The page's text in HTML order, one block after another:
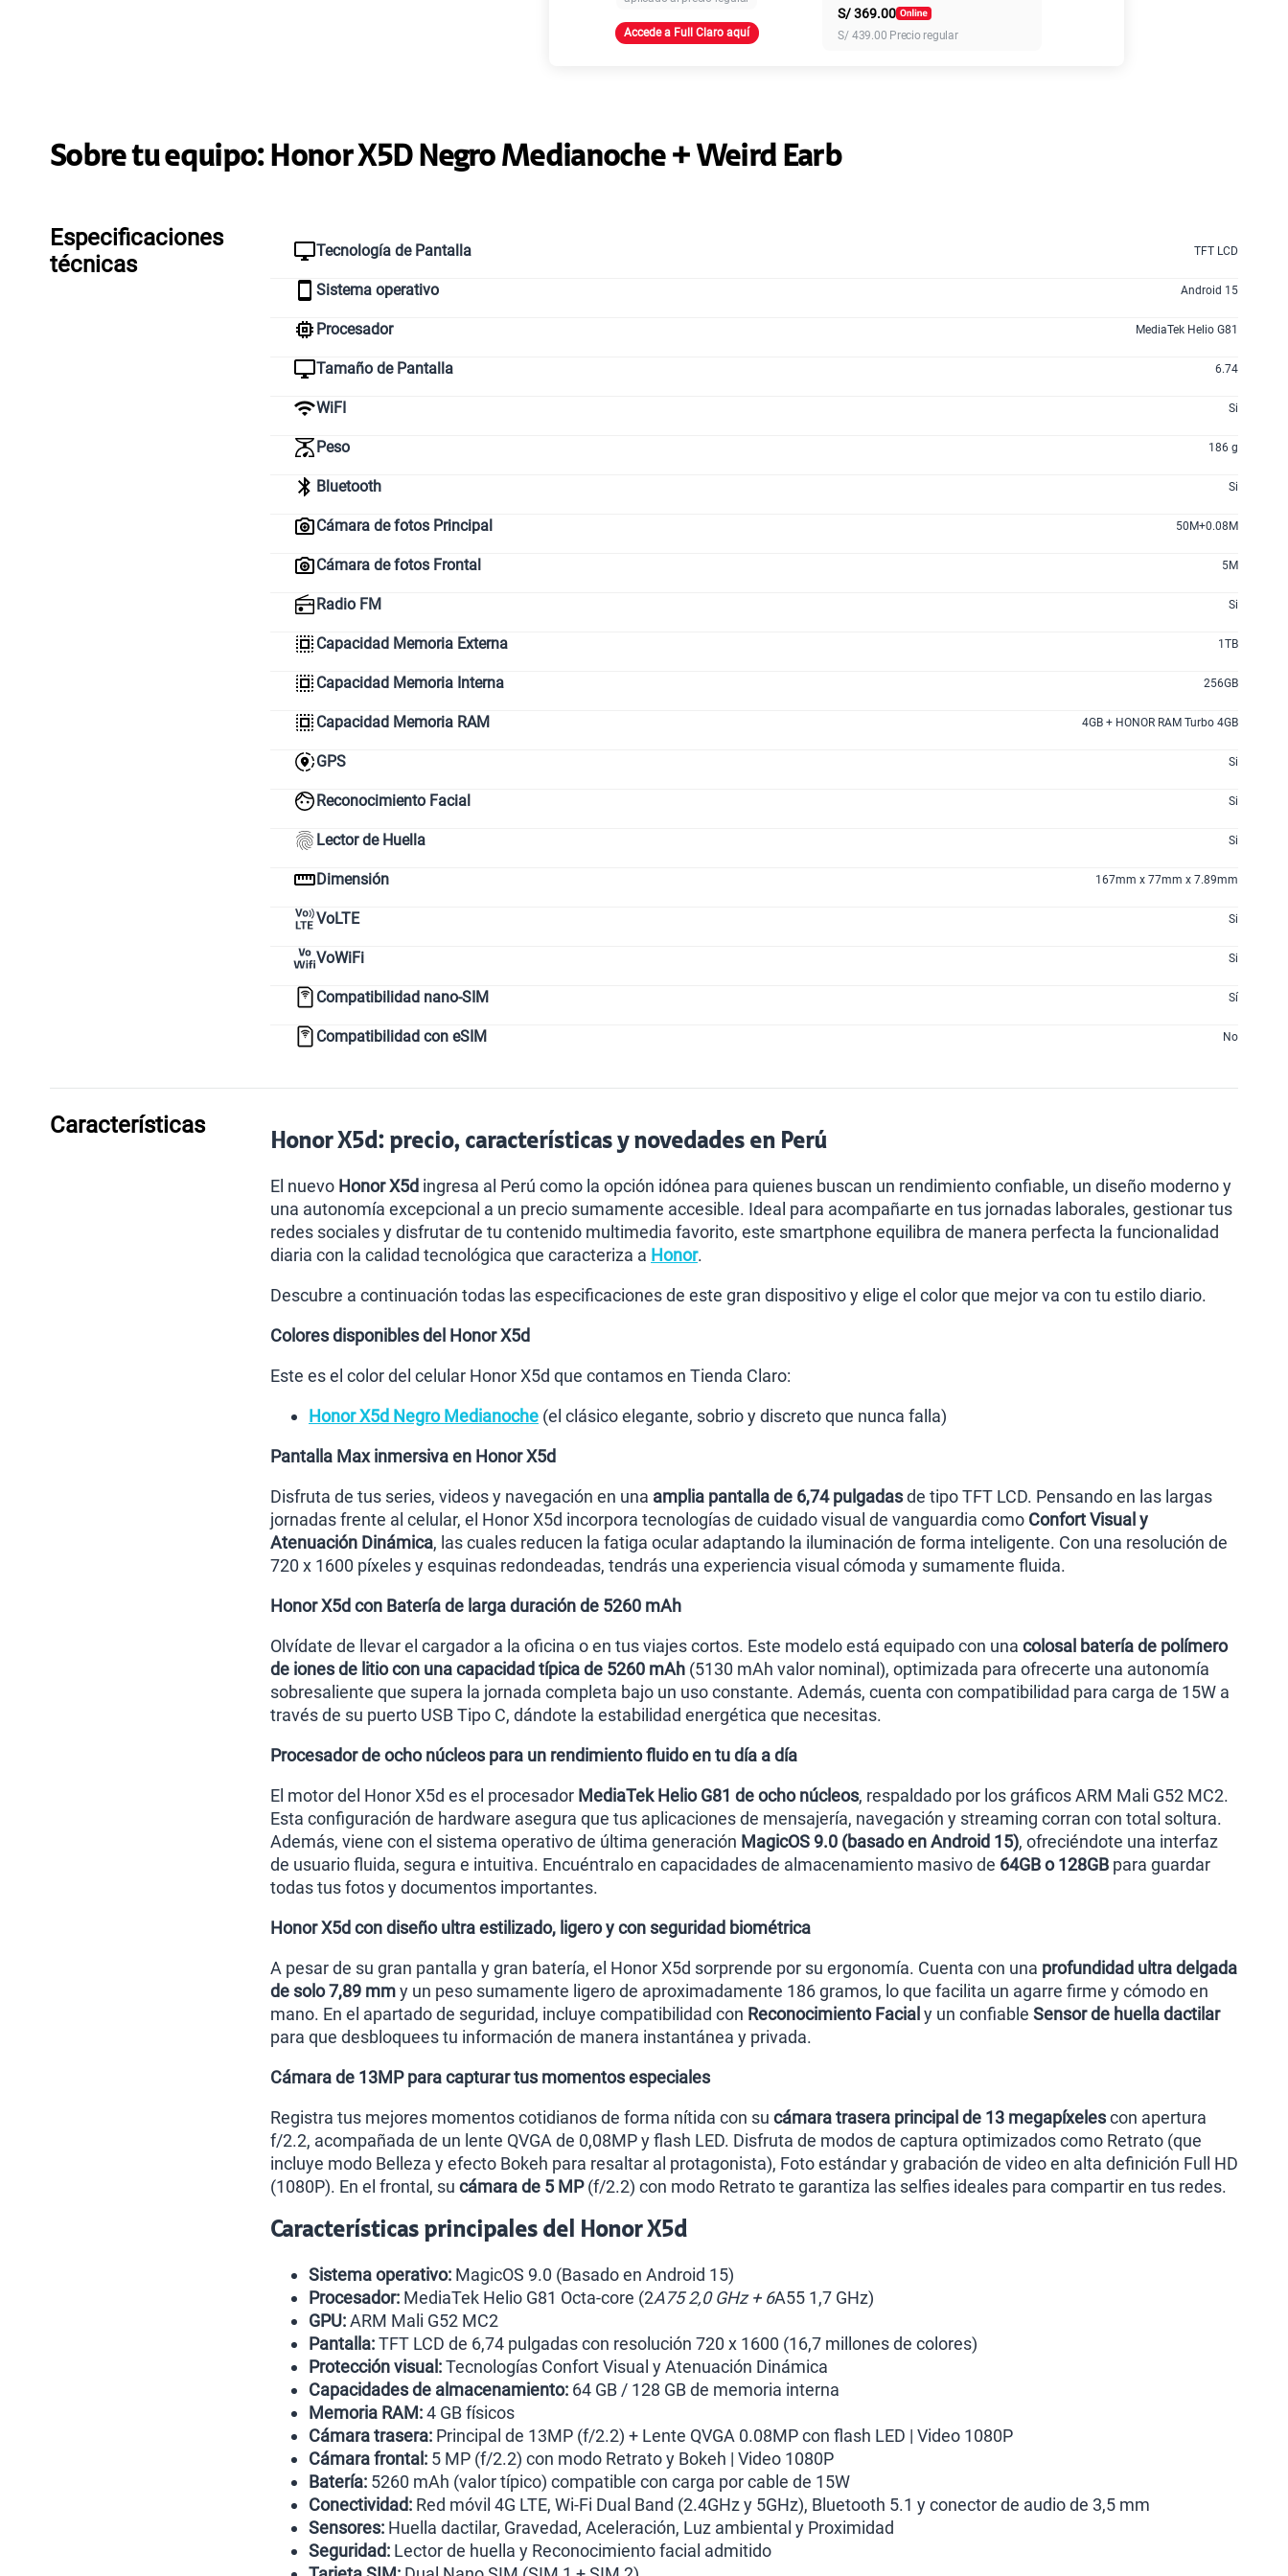
155 GB
Accede a Full Claro aquí
S/369.00
S/ 439.00 Precio regular
Sobre tu equipo: HonorX5D Negro Medianoche + Weird Earb
Especificaciones
técnicas
Tecnología de Pantalla TFT LCD
Sistema operativo Android 15
Procesador MediaTek Helio G81
Tamaño de Pantalla 6.74
WiFI Si
Peso 186 g
Bluetooth Si
Cámara de fotos Principal 50M+0.08M
Cámara de fotos Frontal 5M
Radio FM Si
Capacidad Memoria Externa 1TB
Capacidad Memoria Interna 256GB
Capacidad Memoria RAM 4GB + HONOR RAM Turbo 4GB
GPS Si
Reconocimiento Facial Si
Lector de Huella Si
Dimensión 167mm x 77mm x 7.89mm
VoLTE Si
VoWiFi Si
Compatibilidad nano-SIM Sí
Compatibilidad con eSIM No
Características
Honor X5d: precio, características y novedades en Perú
El nuevo Honor X5d ingresa al Perú como la opción idónea para quienes buscan un rendimiento confiable, un diseño moderno y
una autonomía excepcional a un precio sumamente accesible. Ideal para acompañarte en tus jornadas laborales, gestionar tus
redes sociales y disfrutar de tu contenido multimedia favorito, este smartphone equilibra de manera perfecta la funcionalidad
diaria con la calidad tecnológica que caracteriza a Honor.
Descubre a continuación todas las especificaciones de este gran dispositivo y elige el color que mejor va con tu estilo diario.
Colores disponibles del Honor X5d
Este es el color del celular Honor X5d que contamos en Tienda Claro:
Honor X5d Negro Medianoche (el clásico elegante, sobrio y discreto que nunca falla)
Pantalla Max inmersiva en Honor X5d
Disfruta de tus series, videos y navegación en una amplia pantalla de 6,74 pulgadasde tipo TFT LCD. Pensando en las largas
jornadas frente al celular, el Honor X5d incorpora tecnologías de cuidado visual de vanguardia como Confort Visual y
Atenuación Dinámica, las cuales reducen la fatiga ocular adaptando la iluminación de forma inteligente. Con una resolución de
720 x 1600 píxeles y esquinas redondeadas, tendrás una experiencia visual cómoda y sumamente fluida.
Honor X5d con Batería de larga duración de 5260 mAh
Olvídate de llevar el cargador a la oficina o en tus viajes cortos. Este modelo está equipado con una colosal batería de polímero
de iones de litio con una capacidad típica de 5260 mAh (5130 mAh valor nominal), optimizada para ofrecerte una autonomía
sobresaliente que supera la jornada completa bajo un uso constante. Además, cuenta con compatibilidad para carga de 15W a
través de su puerto USB Tipo C, dándote la estabilidad energética que necesitas.
Procesador de ocho núcleos para un rendimiento fluido en tu día a día
El motor del Honor X5d es el procesador MediaTek Helio G81 de ocho núcleos, respaldado por los gráficos ARM Mali G52 MC2.
Esta configuración de hardware asegura que tus aplicaciones de mensajería, navegación y streaming corran con total soltura.
Además, viene con el sistema operativo de última generación MagicOS 9.0 (basado en Android 15), ofreciéndote una interfaz
de usuario fluida, segura e intuitiva. Encuéntralo en capacidades de almacenamiento masivo de 64GB o 128GB para guardar
todas tus fotos y documentos importantes.
Honor X5d con diseño ultra estilizado, ligero y con seguridad biométrica
A pesar de su gran pantalla y gran batería, el Honor X5d sorprende por su ergonomía. Cuenta con una profundidad ultra delgada
de solo 7,89 mmy un peso sumamente ligero de aproximadamente 186 gramos, lo que facilita un agarre firme y cómodo en
mano. En el apartado de seguridad, incluye compatibilidad con Reconocimiento Facial y un confiable Sensor de huella dactilar
para que desbloquees tu información de manera instantánea y privada.
Cámara de 13MP para capturar tus momentos especiales
Registra tus mejores momentos cotidianos de forma nítida con su cámara trasera principal de 13 megapíxelescon apertura
f/2.2, acompañada de un lente QVGA de 0,08MP y flash LED. Disfruta de modos de captura optimizados como Retrato (que
incluye modo Belleza y efecto Bokeh para resaltar al protagonista), Foto estándar y grabación de video en alta definición Full HD
(1080P). En el frontal, su cámara de 5 MP(f/2.2) con modo Retrato te garantiza las selfies ideales para compartir en tus redes.
Características principales del Honor X5d
Sistema operativo: MagicOS 9.0 (Basado en Android 15)
Procesador: MediaTek Helio G81 Octa-core (2A75 2,0 GHz + 6A55 1,7 GHz)
GPU:ARM Mali G52 MC2
Pantalla:TFT LCD de 6,74 pulgadas con resolución 720 x 1600 (16,7 millones de colores)
Protección visual:Tecnologías Confort Visual y Atenuación Dinámica
Capacidades de almacenamiento: 64 GB / 128 GB de memoria interna
Memoria RAM:4 GB físicos
Cámara trasera: Principal de 13MP (f/2.2) + Lente QVGA 0.08MP con flash LED | Video 1080P
Cámara frontal: 5 MP (f/2.2) con modo Retrato y Bokeh | Video 1080P
Batería: 5260 mAh (valor típico) compatible con carga por cable de 15W
Conectividad: Red móvil 4G LTE, Wi-Fi Dual Band (2.4GHz y 5GHz), Bluetooth 5.1 y conector de audio de 3,5 mm
Sensores: Huella dactilar, Gravedad, Aceleración, Luz ambiental y Proximidad
Seguridad: Lector de huella y Reconocimiento facial admitido